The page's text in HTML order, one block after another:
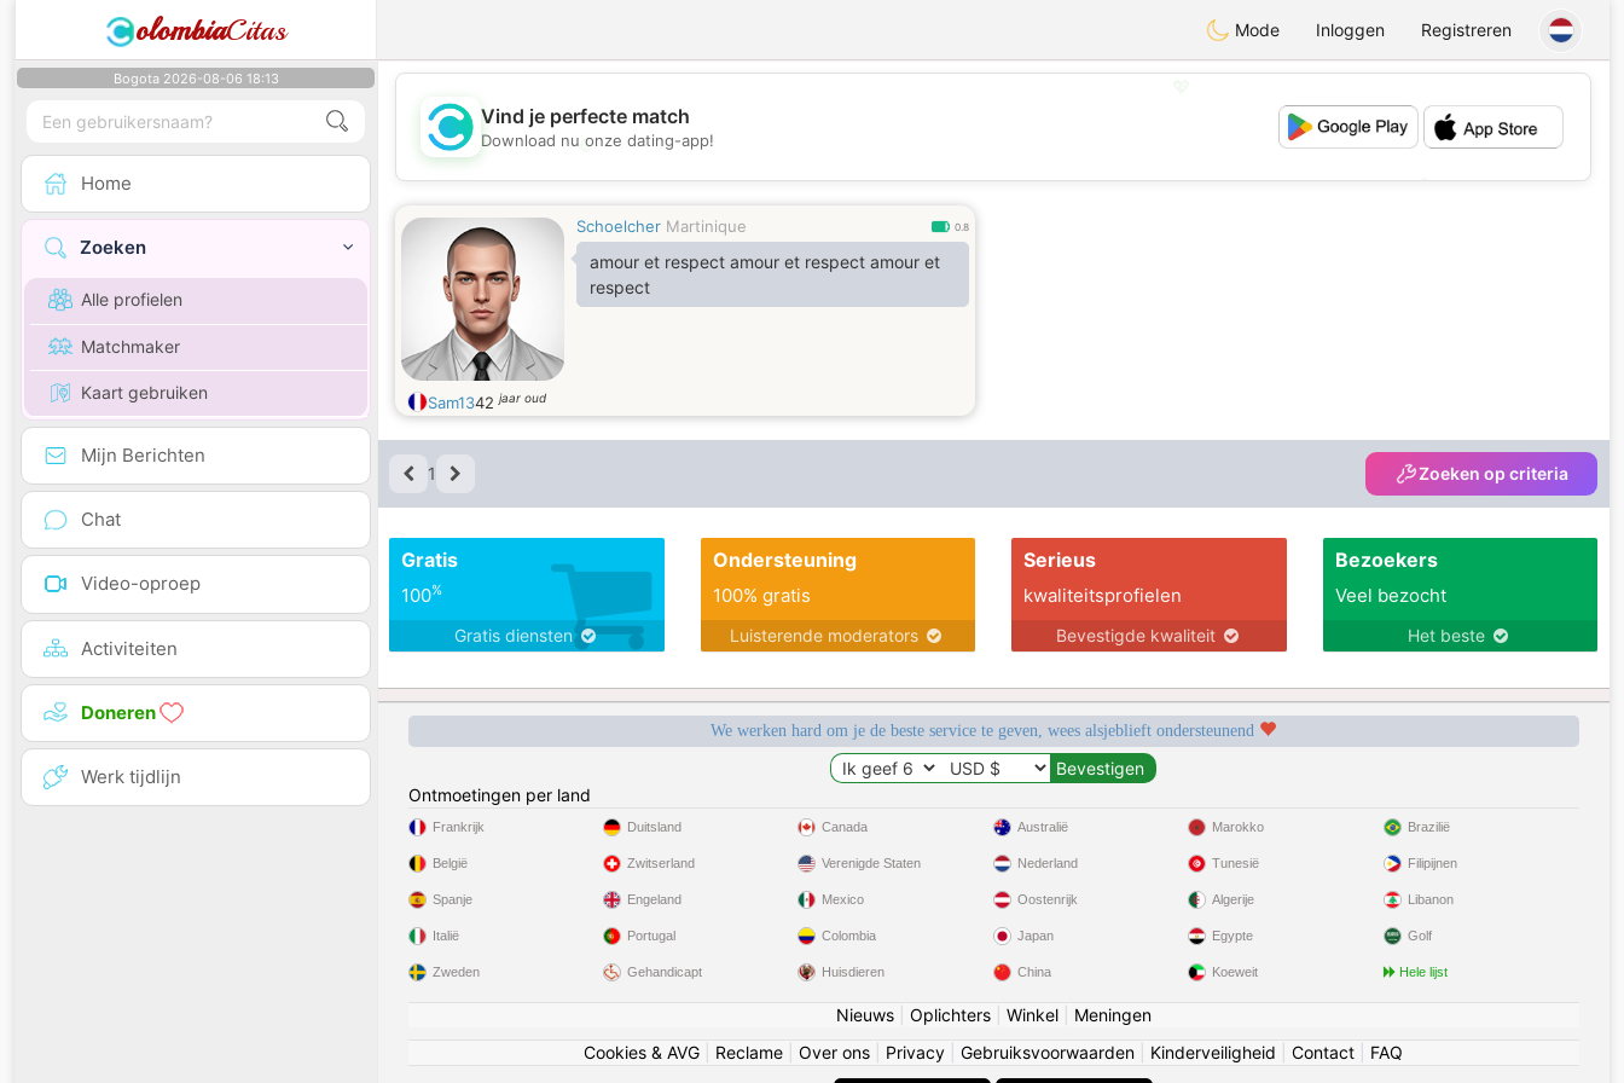
olombiaCitas Mode Inloggen Registreren
Bogota 2026-08-06 18:13
Home
Zoeken
Alle profielen
Matchmaker
Kaart gebruiken
Mijn Berichten
Chat
Video-oproep
Activiteiten
Doneren
Werk tijdlijn
💖
💕
Vind je perfecte match
Download nu onze dating-app!
Schoelcher Martinique 0.8
amour et respect amour et respect amour et
respect
Sam1342jaar oud
1 Zoeken op criteria
Gratis
100%
Gratis diensten
Ondersteuning
100% gratis
Luisterende moderators
Serieus
kwaliteitsprofielen
Bevestigde kwaliteit
Bezoekers
Veel bezocht
Het beste
We werken hard om je de beste service te geven, wees alsjeblieft ondersteunend
Ontmoetingen per land
Frankrijk
België
Spanje
Italië
Zweden
Duitsland
Zwitserland
Engeland
Portugal
Gehandicapt
Canada
Verenigde Staten
Mexico
Colombia
Huisdieren
Australië
Nederland
Oostenrijk
Japan
China
Marokko
Tunesië
Algerije
Egypte
Koeweit
Brazilië
Filipijnen
Libanon
Golf
Hele lijst
Nieuws| Oplichters| Winkel| Meningen
Cookies & AVG
Reclame Over ons Privacy Gebruiksvoorwaarden Kinderveiligheid Contact FAQ